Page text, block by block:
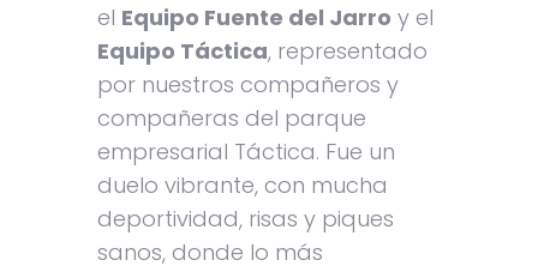
el Equipo Fuente del Jarro y el
Equipo Táctica, representado
por nuestros compañeros y
compañeras del parque
empresarial Táctica. Fue un
duelo vibrante, con mucha
deportividad, risas y piques
sanos, donde lo más